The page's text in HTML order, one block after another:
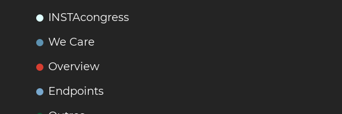
INSTAcongress
We Care
Overview
Endpoints